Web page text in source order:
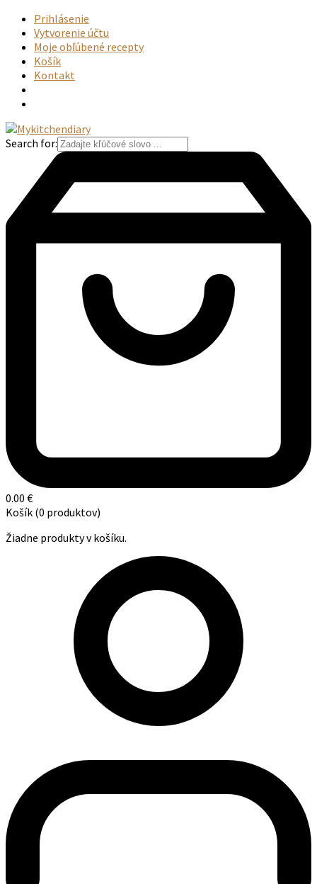
Prihlásenie
Vytvorenie účtu
Moje obľúbené recepty
Košík
Kontakt
Search for:
0.00 €
Košík (0 produktov)
Žiadne produkty v košíku.